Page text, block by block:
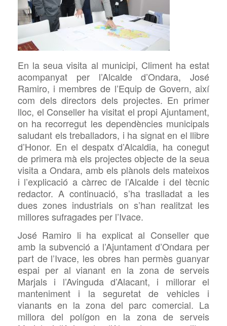
En la seua visita al municipi, Climent ha estat
acompanyat per l’Alcalde d’Ondara, José
Ramiro, i membres de l’Equip de Govern, així
com dels directors dels projectes. En primer
lloc, el Conseller ha visitat el propi Ajuntament,
on ha recorregut les dependències municipals
saludant els treballadors, i ha signat en el llibre
d’Honor. En el despatx d’Alcaldia, ha conegut
de primera mà els projectes objecte de la seua
visita a Ondara, amb els plànols dels mateixos
i l’explicació a càrrec de l’Alcalde i del tècnic
redactor. A continuació, s’ha traslladat a les
dues zones industrials on s’han realitzat les
millores sufragades per l’Ivace.
José Ramiro li ha explicat al Conseller que
amb la subvenció a l’Ajuntament d’Ondara per
part de l’Ivace, les obres han permès guanyar
espai per al vianant en la zona de serveis
Marjals i l’Avinguda d’Alacant, i millorar el
manteniment i la seguretat de vehicles i
vianants en la zona del parc comercial. La
millora del polígon en la zona de serveis